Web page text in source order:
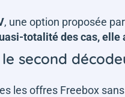
, une option proposée
totalité des cas, elle
second
les offres Freebox